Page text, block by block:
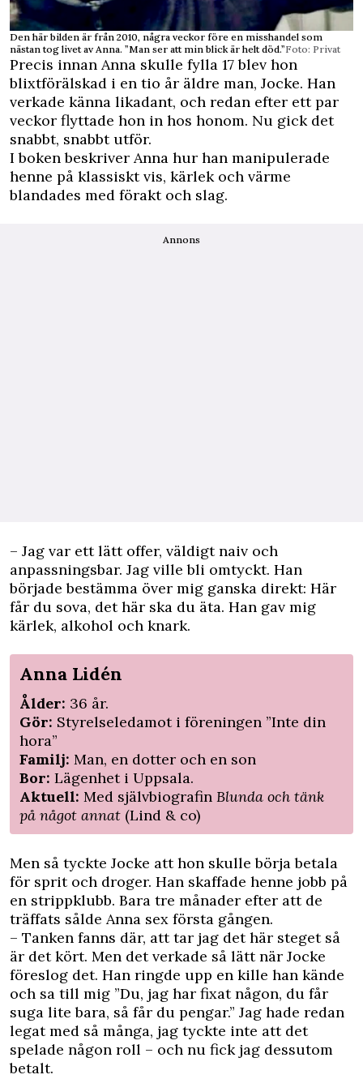
Den här bilden är från 2010, några veckor före en misshandel som
nästan tog livet av Anna. ”Man ser att min blick är helt död.”Foto: Privat
Precis innan Anna skulle fylla 17 blev hon
blixtförälskad i en tio år äldre man, Jocke. Han
verkade känna likadant, och redan efter ett par
veckor flyttade hon in hos honom. Nu gick det
snabbt, snabbt utför.
I boken beskriver Anna hur han manipulerade
henne på klassiskt vis, kärlek och värme
blandades med förakt och slag.
Annons
– Jag var ett lätt offer, väldigt naiv och
anpassningsbar. Jag ville bli omtyckt. Han
började bestämma över mig ganska direkt: Här
får du sova, det här ska du äta. Han gav mig
kärlek, alkohol och knark.
Anna Lidén
Ålder: 36 år.
Gör: Styrelseledamot i föreningen ”Inte din
hora”
Familj: Man, en dotter och en son
Bor: Lägenhet i Uppsala.
Aktuell: Med självbiografin Blunda och tänk
på något annat (Lind & co)
Men så tyckte Jocke att hon skulle börja betala
för sprit och droger. Han skaffade henne jobb på
en strippklubb. Bara tre månader efter att de
träffats sålde Anna sex första gången.
– Tanken fanns där, att tar jag det här steget så
är det kört. Men det verkade så lätt när Jocke
föreslog det. Han ringde upp en kille han kände
och sa till mig ”Du, jag har fixat någon, du får
suga lite bara, så får du pengar.” Jag hade redan
legat med så många, jag tyckte inte att det
spelade någon roll – och nu fick jag dessutom
betalt.